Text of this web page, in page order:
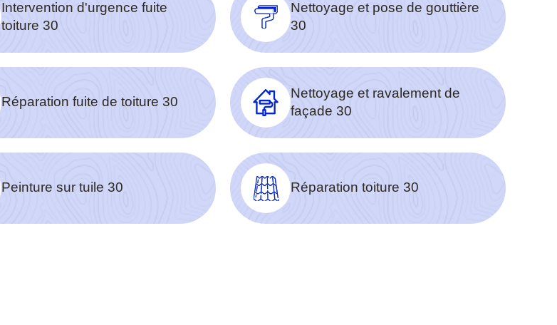
Intervention d'urgence fuite
toiture 30
Nettoyage et pose de gouttière
30
Réparation fuite de toiture 30
Nettoyage et ravalement de
façade 30
Peinture sur tuile 30 Réparation toiture 30